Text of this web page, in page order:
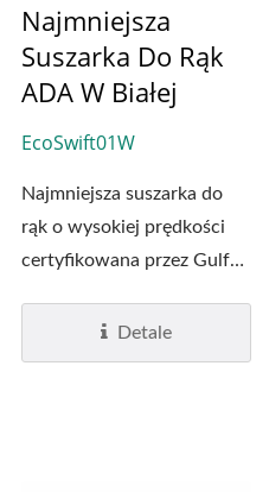
Najmniejsza
Suszarka Do Rąk
ADA W Białej
EcoSwift01W
Najmniejsza suszarka do
rąk o wysokiej prędkości
certyfikowana przez Gulf
Detale